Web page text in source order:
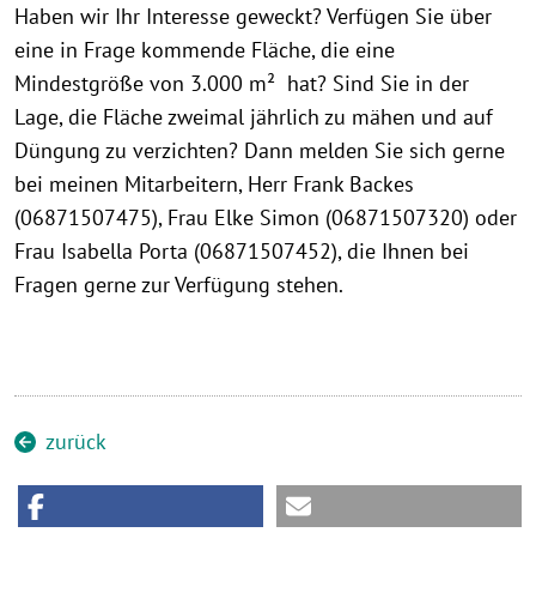
Haben wir Ihr Interesse geweckt? Verfügen Sie über
eine in Frage kommende Fläche, die eine
Mindestgröße von 3.000 m² hat? Sind Sie in der
Lage, die Fläche zweimal jährlich zu mähen und auf
Düngung zu verzichten? Dann melden Sie sich gerne
bei meinen Mitarbeitern, Herr Frank Backes
(06871507475), Frau Elke Simon (06871507320) oder
Frau Isabella Porta (06871507452), die Ihnen bei
Fragen gerne zur Verfügung stehen.
zurück